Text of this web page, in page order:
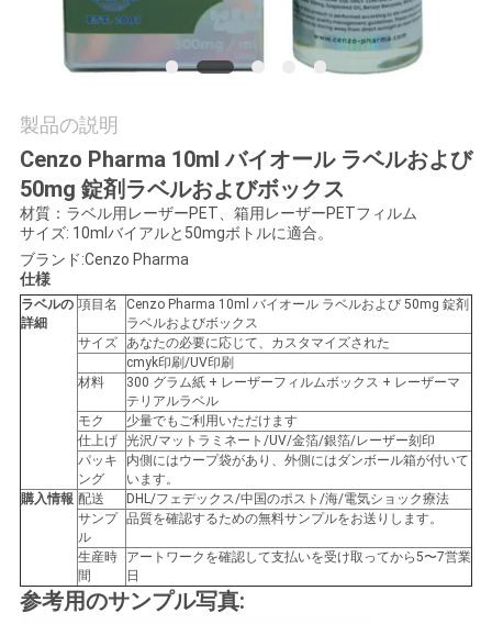
絡
し
な
さ
い
ス
場
製品の説明
Cenzo Pharma 10ml バイオール ラベルおよび
50mg 錠剤ラベルおよびボックス
材質：ラベル用レーザーPET、箱用レーザーPETフィルム
サイズ: 10mlバイアルと50mgボトルに適合。
ブランド:Cenzo Pharma
仕様
ラベルの
詳細
項目名
Cenzo Pharma 10ml バイオール ラベルおよび 50mg 錠剤
ラベルおよびボックス
サイズ あなたの必要に応じて、カスタマイズされた
cmyk印刷/UV印刷
材料
300 グラム紙 + レーザーフィルムボックス + レーザーマ
テリアルラベル
モク
少量でもご利用いただけます
仕上げ 光沢/マットラミネート/UV/金箔/銀箔/レーザー刻印
パッキ
ング
内側にはウープ袋があり、外側にはダンボール箱が付いて
います。
購入情報 配送
DHL/フェデックス/中国のポスト/海/電気ショック療法
サンプ
ル
品質を確認するための無料サンプルをお送りします。
生産時
間
アートワークを確認して支払いを受け取ってから5〜7営業
日
参考用のサンプル写真: